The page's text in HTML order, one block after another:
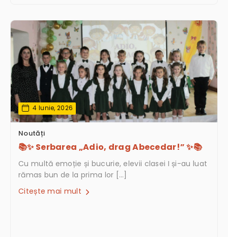
4 Iunie, 2026
Noutăți
📚✨ Serbarea „Adio, drag Abecedar!” ✨📚
Cu multă emoție și bucurie, elevii clasei I și-au luat
rămas bun de la prima lor […]
Citește mai mult